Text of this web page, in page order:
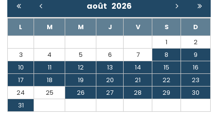
août 2026
L M M J V S
D
1
2
3
4 5 6 7 8
9
10
11 12 13 14 15
16
17
18 19 20 21 22
23
24
25 26 27 28 29
30
31